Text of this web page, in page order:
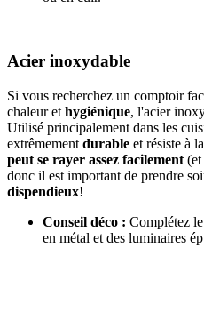
Acier inoxydable
Si vous recherchez un comptoir
chaleur et hygiénique, l'acier
Utilisé principalement dans les
extrêmement durable et résiste à
peut se rayer assez facilement (et
donc il est important de prendre
dispendieux!
Conseil déco : Complétez
en métal et des luminaires